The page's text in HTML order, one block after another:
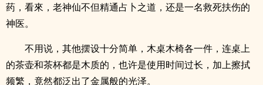
药，看來，老神仙不但精通占卜之道，还是一名救死扶伤的
神医。
不用说，其他摆设十分简单，木桌木椅各一件，连桌上
的茶壶和茶杯都是木质的，也许是使用时间过长，加上擦拭
频繁，竟然都泛出了金属般的光泽。